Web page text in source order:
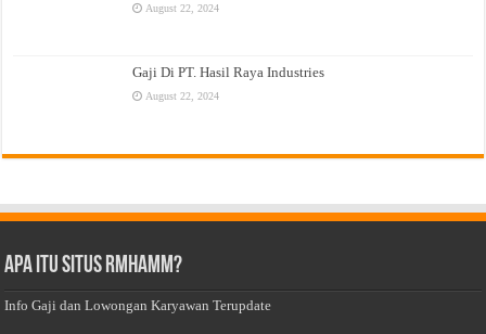
August 22, 2024
Gaji Di PT. Hasil Raya Industries
August 22, 2024
Apa Itu Situs Rmhamm?
Info Gaji dan Lowongan Karyawan Terupdate